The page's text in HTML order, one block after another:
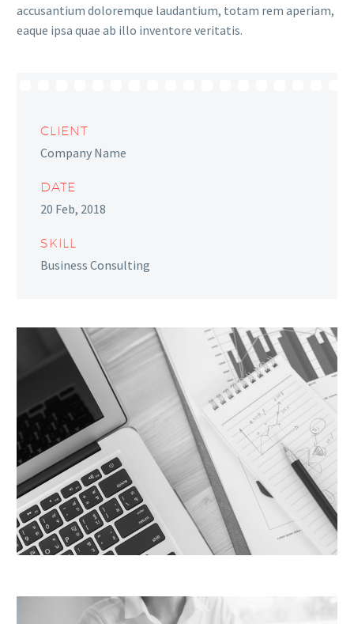
accusantium doloremque laudantium, totam rem aperiam,
eaque ipsa quae ab illo inventore veritatis.
CLIENT
Company Name
DATE
20 Feb, 2018
SKILL
Business Consulting